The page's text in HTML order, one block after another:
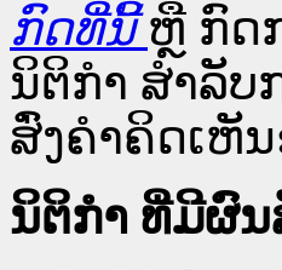
ກົດທີ່ນີ້ ຫຼື ກົດ
ນິຕິກໍາ ສໍາລັບ
ສົ່ງຄຳຄິດເຫັ
ນິຕິກໍາ ທີ່ມີຜົ